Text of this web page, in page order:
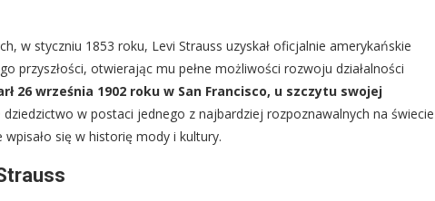
w styczniu 1853 roku, Levi Strauss uzyskał oficjalnie amerykańskie
przyszłości, otwierając mu pełne możliwości rozwoju działalności
26 września 1902 roku w San Francisco, u szczytu swojej
dziedzictwo w postaci jednego z najbardziej rozpoznawalnych na świecie
się w historię mody i kultury.